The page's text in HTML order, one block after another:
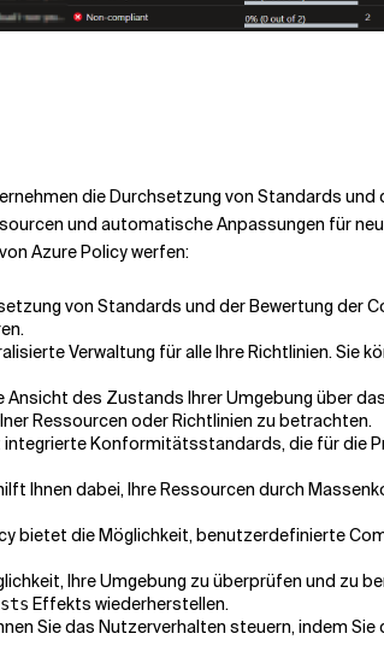
die Durchsetzung von Standards und
und automatische Anpassungen für
Azure Policy werfen:
von Standards und der Bewertung der
Verwaltung für alle Ihre Richtlinien. Sie
Ansicht des Zustands Ihrer Umgebung über
Ressourcen oder Richtlinien zu betrachten.
integrierte Konformitätsstandards, die für die
Ihnen dabei, Ihre Ressourcen durch
bietet die Möglichkeit, benutzerdefinierte
Ihre Umgebung zu überprüfen und zu
Effekts wiederherstellen.
Sie das Nutzerverhalten steuern, indem